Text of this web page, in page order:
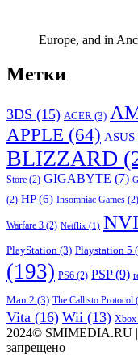
Europe, and in
Метки
3DS (15) ACER (3)
APPLE (64) ASUS
BLIZZARD
Store (2) GIGABYTE (7)
(2) HP(6) Insomniac Games (2)
Warfare 3 (2) Netflix (1)
PlayStation (3) Playstation 5
(193) PS6 (2) PSP(9)
Man 2 (3) The Callisto Protocol
Vita (16) Wii (13) Xbox
2024© SMIMEDIA.RU |
запрещено